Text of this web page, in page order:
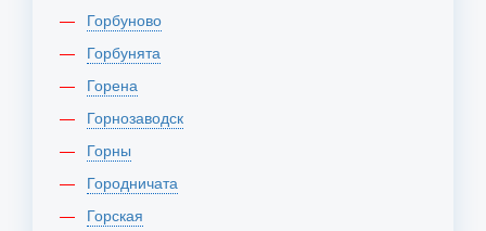
Горбуново
Горбунята
Горена
Горнозаводск
Горны
Городничата
Горская